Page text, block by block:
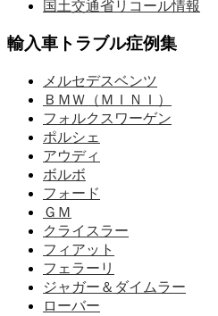
国土交通省リコール情報
輸入車トラブル症例集
メルセデスベンツ
ＢＭＷ（ＭＩＮＩ）
フォルクスワーゲン
ポルシェ
アウディ
ボルボ
フォード
ＧＭ
クライスラー
フィアット
フェラーリ
ジャガー＆ダイムラー
ローバー